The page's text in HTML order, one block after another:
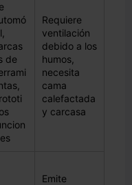
de
Requiere
ventilación
debido a los
humos,
necesita
cama
calefactada
y carcasa
Emite